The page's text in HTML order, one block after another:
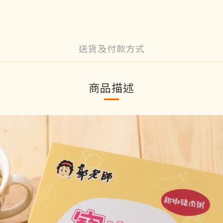
送貨及付款方式
商品描述